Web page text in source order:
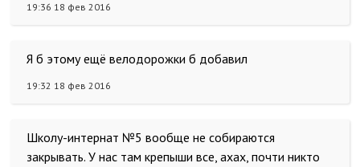
19:36 18 фев 2016
Я б этому ещё велодорожки б добавил
19:32 18 фев 2016
Школу-интернат №5 вообще не собираются
закрывать. У нас там крепыши все, ахах, почти никто